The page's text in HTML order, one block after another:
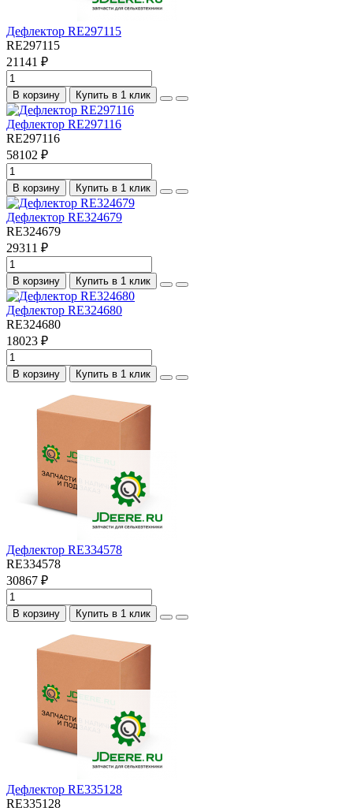
Дефлектор RE297115
RE297115
21141 ₽
В корзину Купить в 1 клик
Дефлектор RE297116
RE297116
58102 ₽
В корзину Купить в 1 клик
Дефлектор RE324679
RE324679
29311 ₽
В корзину Купить в 1 клик
Дефлектор RE324680
RE324680
18023 ₽
В корзину Купить в 1 клик
Дефлектор RE334578
RE334578
30867 ₽
В корзину Купить в 1 клик
Дефлектор RE335128
RE335128